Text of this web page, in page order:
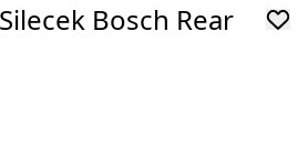
Bosch Rear